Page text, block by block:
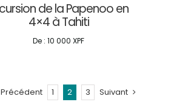
de la Papenoo en
4×4 à Tahiti
De :10 000XPF
Précédent 1 2 3 Suivant